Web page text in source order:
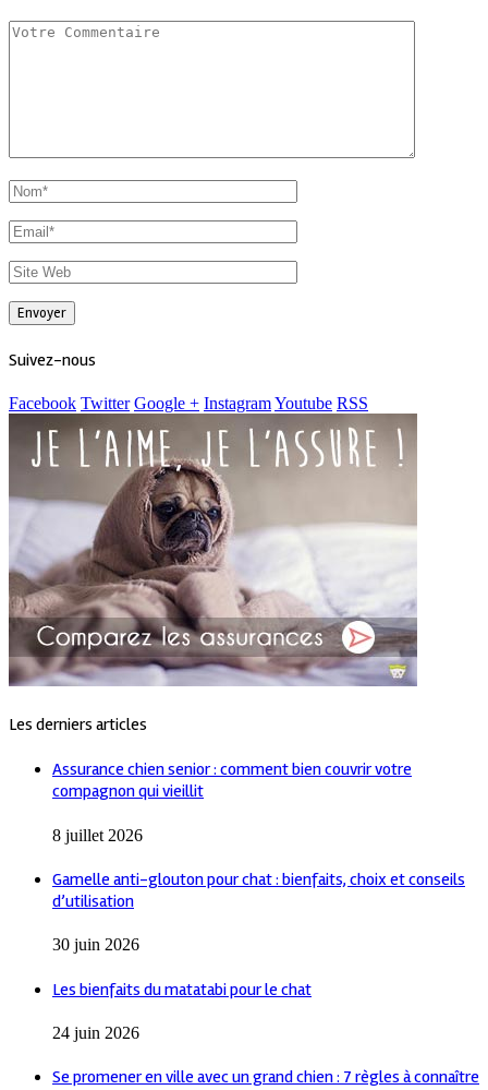
Suivez-nous
Facebook Twitter Google + InstagramYoutube RSS
Les derniers articles
Assurance chien senior : comment bien couvrir votre
compagnon qui vieillit
8 juillet 2026
Gamelle anti-glouton pour chat : bienfaits, choix et conseils
d’utilisation
30 juin 2026
Les bienfaits du matatabi pour le chat
24 juin 2026
Se promener en ville avec un grand chien : 7 règles à connaître